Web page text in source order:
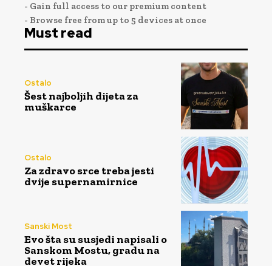
- Gain full access to our premium content
- Browse free from up to 5 devices at once
Must read
Ostalo
Šest najboljih dijeta za
muškarce
Ostalo
Za zdravo srce treba jesti
dvije supernamirnice
Sanski Most
Evo šta su susjedi napisali o
Sanskom Mostu, gradu na
devet rijeka